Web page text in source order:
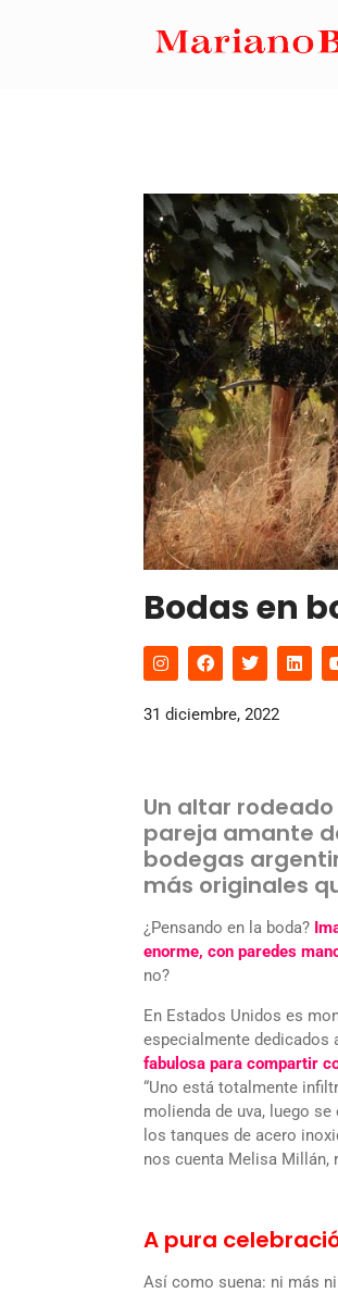
Bodas en
31 diciembre, 2022
Un altar
pareja amante
bodegas
más originales
¿Pensando en la boda?
enorme, con paredes
no?
En Estados Unidos es
especialmente dedicados
fabulosa para compartir
“Uno está totalmente
molienda de uva, luego
los tanques de acero
nos cuenta Melisa Millán,
A pura
Así como suena: ni más